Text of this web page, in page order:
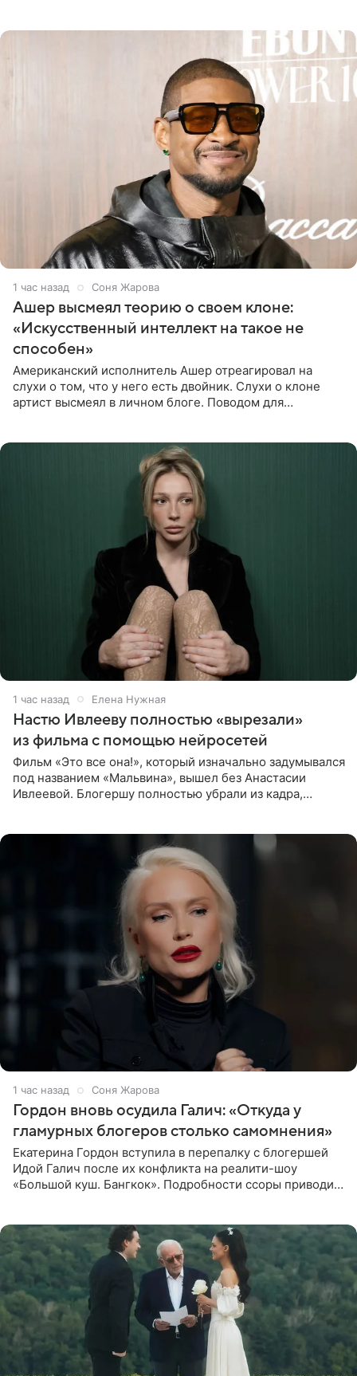
1 час назад Соня Жарова
Ашер высмеял теорию о своем клоне:
«Искусственный интеллект на такое не
способен»
Американский исполнитель Ашер отреагировал на
слухи о том, что у него есть двойник. Слухи о клоне
артист высмеял в личном блоге. Поводом для
1 час назад Елена Нужная
Настю Ивлееву полностью «вырезали»
из фильма с помощью нейросетей
Фильм «Это все она!», который изначально задумывался
под названием «Мальвина», вышел без Анастасии
Ивлеевой. Блогершу полностью убрали из кадра,
1 час назад Соня Жарова
Гордон вновь осудила Галич: «Откуда у
гламурных блогеров столько самомнения»
Екатерина Гордон вступила в перепалку с блогершей
Идой Галич после их конфликта на реалити-шоу
«Большой куш. Бангкок». Подробности ссоры приводит